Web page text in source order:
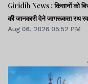
Giridih News : किसानों को
की जानकारी देने जागरूकता रथ
Aug 06, 2026 05:52 PM